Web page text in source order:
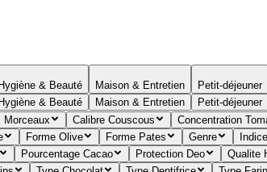
Hygiène & Beauté Maison & Entretien Petit-déjeuner
Hygiène & Beauté Maison & Entretien Petit-déjeuner
Morceaux Calibre Couscous Concentration
Forme Olive Forme Pates Genre
Pourcentage Cacao Protection Deo Qualite